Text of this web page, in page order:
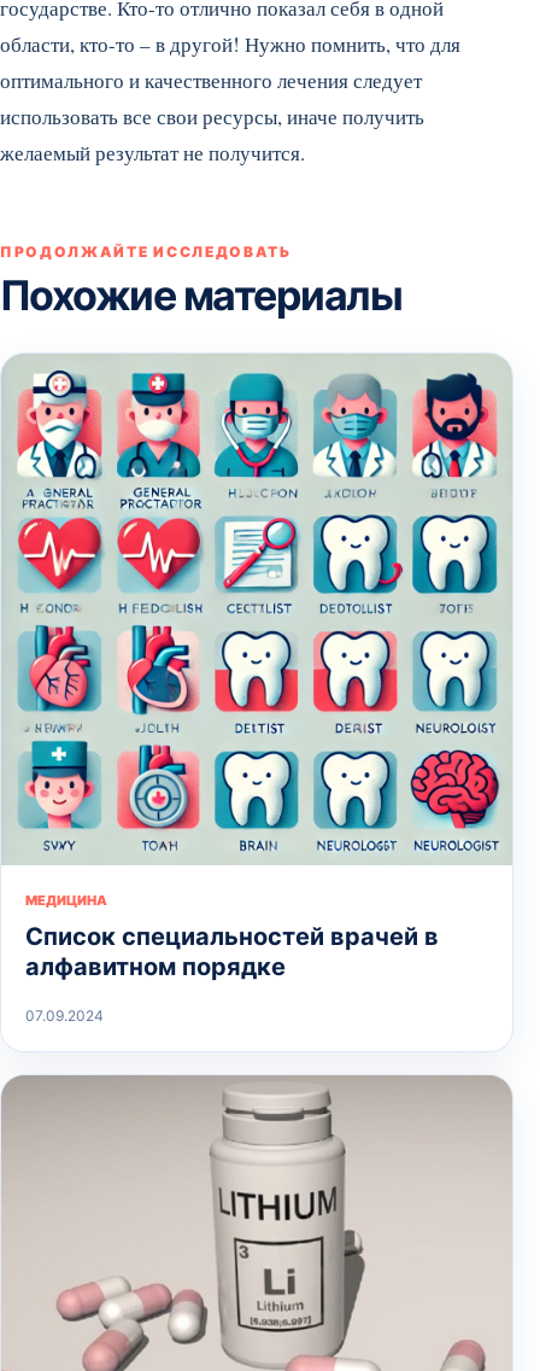
государстве. Кто-то отлично показал себя в одной
области, кто-то – в другой! Нужно помнить, что для
оптимального и качественного лечения следует
использовать все свои ресурсы, иначе получить
желаемый результат не получится.
ПРОДОЛЖАЙТЕ ИССЛЕДОВАТЬ
Похожие материалы
МЕДИЦИНА
Список специальностей врачей в
алфавитном порядке
07.09.2024